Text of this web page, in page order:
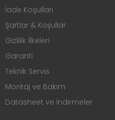
İade Koşulları
Şartlar & Koşullar
Gizlilik İlkeleri
Garanti
Teknik Servis
Montaj ve Bakım
Datasheet ve İndirmeler